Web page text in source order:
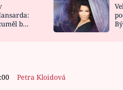
NOVINKY
by
Petra Kloidová